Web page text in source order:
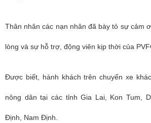
Thân nhân các nạn nhân đã bày tỏ sự cảm
lòng và sự hỗ trợ, động viên kịp thời của
Được biết, hành khách trên chuyến xe
nông dân tại các tỉnh Gia Lai, Kon Tum,
Định, Nam Định.